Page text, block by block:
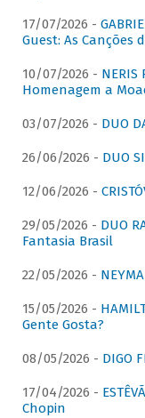
17/07/2026 -
Guest: As Canções
10/07/2026 - NERIS
Homenagem a
03/07/2026 - DUO
26/06/2026 - DUO
12/06/2026 -
29/05/2026 - DUO
Fantasia Brasil
22/05/2026 -
15/05/2026 -
Gente Gosta?
08/05/2026 - DIGO
17/04/2026 -
Chopin